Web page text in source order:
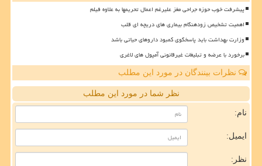
پیشرفت خوب حوزه جراحی مغز علیرغم اعمال تحریمها به علاوه فیلم
اهمیت تشخیص زودهنگام بیماری های دریچه ای قلب
وزارت بهداشت باید پاسخگوی کمبود داروهای حیاتی باشد
برخورد با عرضه و تبلیغات غیرقانونی آمپول های لاغری
نظرات بینندگان در مورد این مطلب
نظر شما در مورد این مطلب
نام:
ایمیل:
نظر: